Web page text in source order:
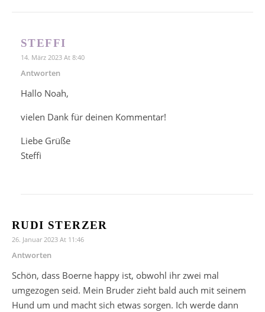
STEFFI
14. März 2023 At 8:40
Antworten
Hallo Noah,
vielen Dank für deinen Kommentar!
Liebe Grüße
Steffi
RUDI STERZER
26. Januar 2023 At 11:46
Antworten
Schön, dass Boerne happy ist, obwohl ihr zwei mal
umgezogen seid. Mein Bruder zieht bald auch mit seinem
Hund um und macht sich etwas sorgen. Ich werde dann